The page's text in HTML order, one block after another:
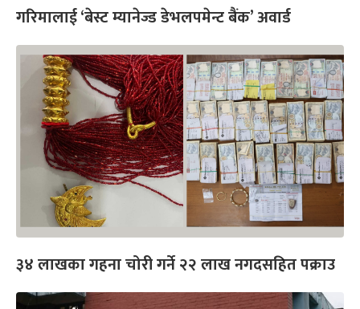
गरिमालाई ‘बेस्ट म्यानेज्ड डेभलपमेन्ट बैंक’ अवार्ड
३४ लाखका गहना चोरी गर्ने २२ लाख नगदसहित पक्राउ